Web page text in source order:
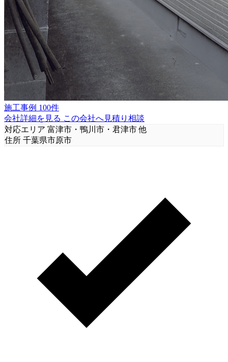
施工事例 100件
会社詳細を見る この会社へ見積り相談
対応エリア 富津市・鴨川市・君津市 他
住所 千葉県市原市